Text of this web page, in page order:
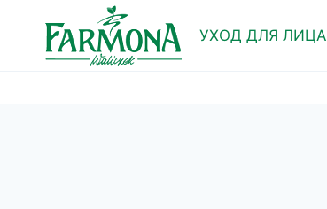
содержимому
УХОД ДЛЯ ЛИЦА